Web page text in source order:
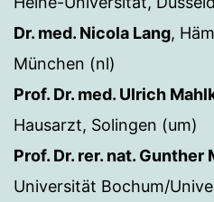
Dr. med. Nicola Lang,
München (nl)
Prof. Dr. med. Ulrich
Hausarzt, Solingen (um)
Prof. Dr. rer. nat.
Universität Bochum/